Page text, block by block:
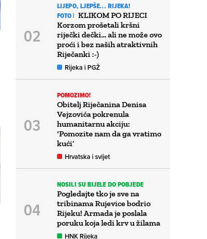
LIJEPO, LJEPŠE... RIJEKA!
FOTO | KLIKOM PO RIJECI
Korzom prošetali kršni
riječki dečki… ali ne može ovo
proći i bez naših atraktivnih
Riječanki :-)
Rijeka i PGŽ
POMOZIMO!
Obitelj Riječanina Denisa
Vejzovića pokrenula
humanitarnu akciju:
‘Pomozite nam da ga vratimo
kući’
Hrvatska i svijet
NOSILI SU BIJELE DO POBJEDE
Pogledajte tko je sve na
tribinama Rujevice bodrio
Rijeku! Armada je poslala
poruku koja ledi krv u žilama
HNK Rijeka